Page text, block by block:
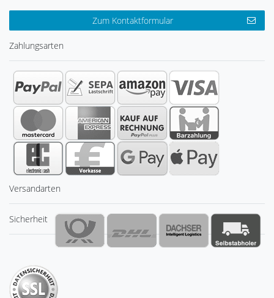
Zum Kontaktformular
Zahlungsarten
Versandarten
Sicherheit